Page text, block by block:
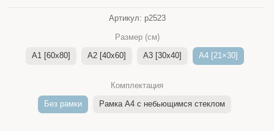
Артикул: p2523
Размер (см)
A1 [60x80]
A2 [40x60] A3 [30x40] A4 [21×30]
Комплектация
Без рамки
Рамка A4 c небьющимся стеклом